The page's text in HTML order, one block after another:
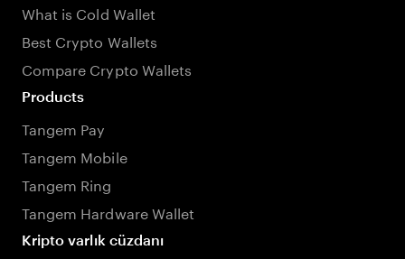
What is Cold Wallet
Best Crypto Wallets
Compare Crypto Wallets
Products
Tangem Pay
Tangem Mobile
Tangem Ring
Tangem Hardware Wallet
Kripto varlık cüzdanı